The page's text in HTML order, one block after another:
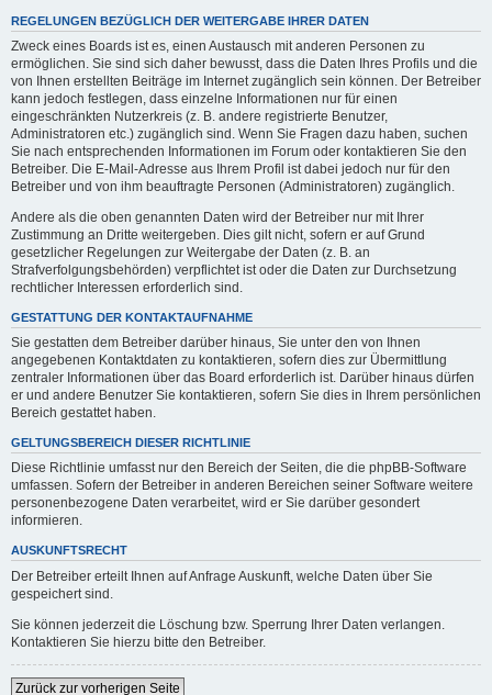
REGELUNGEN BEZÜGLICH DER WEITERGABE IHRER DATEN
Zweck eines Boards ist es, einen Austausch mit anderen Personen zu
ermöglichen. Sie sind sich daher bewusst, dass die Daten Ihres Profils und die
von Ihnen erstellten Beiträge im Internet zugänglich sein können. Der Betreiber
kann jedoch festlegen, dass einzelne Informationen nur für einen
eingeschränkten Nutzerkreis (z. B. andere registrierte Benutzer,
Administratoren etc.) zugänglich sind. Wenn Sie Fragen dazu haben, suchen
Sie nach entsprechenden Informationen im Forum oder kontaktieren Sie den
Betreiber. Die E-Mail-Adresse aus Ihrem Profil ist dabei jedoch nur für den
Betreiber und von ihm beauftragte Personen (Administratoren) zugänglich.
Andere als die oben genannten Daten wird der Betreiber nur mit Ihrer
Zustimmung an Dritte weitergeben. Dies gilt nicht, sofern er auf Grund
gesetzlicher Regelungen zur Weitergabe der Daten (z. B. an
Strafverfolgungsbehörden) verpflichtet ist oder die Daten zur Durchsetzung
rechtlicher Interessen erforderlich sind.
GESTATTUNG DER KONTAKTAUFNAHME
Sie gestatten dem Betreiber darüber hinaus, Sie unter den von Ihnen
angegebenen Kontaktdaten zu kontaktieren, sofern dies zur Übermittlung
zentraler Informationen über das Board erforderlich ist. Darüber hinaus dürfen
er und andere Benutzer Sie kontaktieren, sofern Sie dies in Ihrem persönlichen
Bereich gestattet haben.
GELTUNGSBEREICH DIESER RICHTLINIE
Diese Richtlinie umfasst nur den Bereich der Seiten, die die phpBB-Software
umfassen. Sofern der Betreiber in anderen Bereichen seiner Software weitere
personenbezogene Daten verarbeitet, wird er Sie darüber gesondert
informieren.
AUSKUNFTSRECHT
Der Betreiber erteilt Ihnen auf Anfrage Auskunft, welche Daten über Sie
gespeichert sind.
Sie können jederzeit die Löschung bzw. Sperrung Ihrer Daten verlangen.
Kontaktieren Sie hierzu bitte den Betreiber.
Zurück zur vorherigen Seite